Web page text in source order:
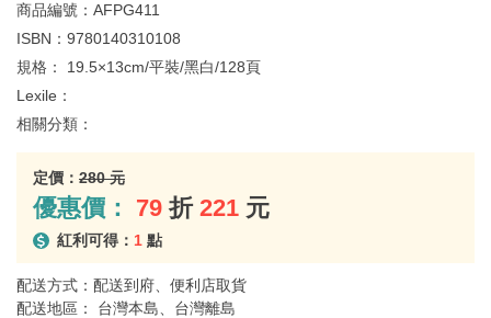
商品編號： AFPG411
ISBN： 9780140310108
規格： 19.5×13cm/平裝/黑白/128頁
Lexile：
相關分類：
定價： 280 元
優惠價： 79 折 221 元
紅利可得： 1 點
配送方式：配送到府、便利店取貨
配送地區： 台灣本島、台灣離島